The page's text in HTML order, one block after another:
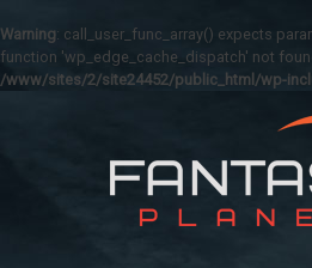
Warning: call_user_func_array() expects
function 'wp_edge_cache_dispatch' not
/www/sites/2/site24452/public_html/wp-